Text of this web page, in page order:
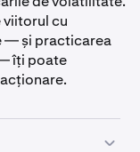
viitorul cu
— și practicarea
îți poate